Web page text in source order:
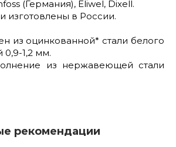
(Германия), Eliwel, Dixell.
изготовлены в России.
из оцинкованной* стали белого
0,9-1,2 мм.
из нержавеющей стали
рекомендации